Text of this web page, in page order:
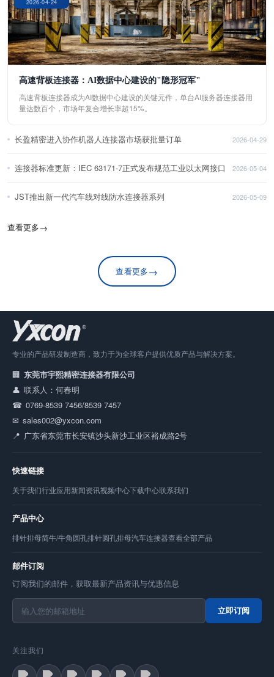
2026-04-24
高速背板连接器：AI数据中心建设的"隐形冠军"
高速背板连接器成为AI数据中心建设的关键元件，单台AI服务器连接器用
量达数百个，市场年复合增长率超15%。
长盈精密进入协作机器人连接器市场获批量订单 2026-04-29
连接器标准更新：IEC 63171-7正式发布规范工业以太网接口 2026-05-04
JST推出新一代汽车线对线防水连接器系列 2026-05-09
查看更多→
查看更多→
专业的产品研发制造商，致力于为全球客户提供优质产品与解决方案。
东莞市宇熙精密连接器有限公司
联系人：何春明
0769-8539 7456/8539 7457
sales002@yxcon.com
广东省东莞市长安镇沙头新沙工业区裕成路2号
快速链接
关于我们行业应用新闻资讯视频中心下载中心联系我们
产品中心
排针排母简牛/牛角圆孔排针圆孔排母汽车连接器查看全部产品
邮件订阅
订阅我们的邮件，获取最新产品资讯与优惠信息
立即订阅
关注我们